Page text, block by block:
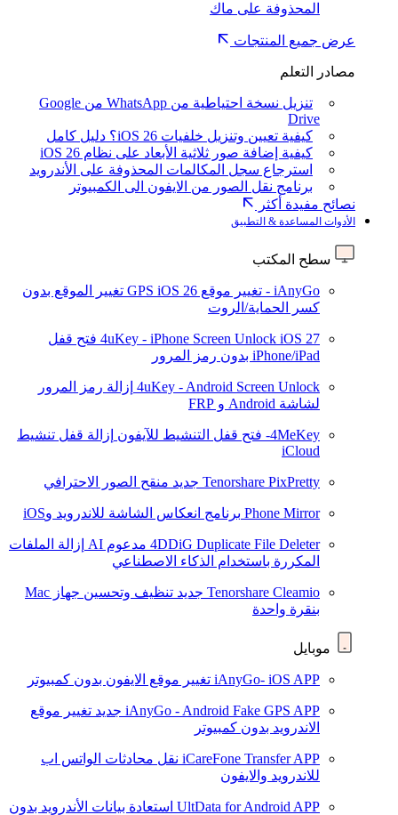
المحذوفة على ماك
عرض جميع المنتجات
مصادر التعلم
تنزيل نسخة احتياطية من WhatsApp من Google
Drive
كيفية تعيين وتنزيل خلفيات iOS 26؟ دليل كامل
كيفية إضافة صور ثلاثية الأبعاد على نظام iOS 26
استرجاع سجل المكالمات المحذوفة على الأندرويد
برنامج نقل الصور من الايفون الى الكمبيوتر
نصائح مفيدة أكثر
الأدوات المساعدة & التطبيق
سطح المكتب
iAnyGo - تغيير موقع GPS iOS 26
تغيير الموقع بدون
كسر الحماية/الروت
4uKey - iPhone Screen Unlock iOS 27
فتح قفل
iPhone/iPad بدون رمز المرور
4uKey - Android Screen Unlock إزالة رمز المرور
لشاشة Android و FRP
4MeKey- فتح قفل التنشيط للآيفون
إزالة قفل تنشيط
iCloud
Tenorshare PixPretty جديد منقح الصور الاحترافي
Phone Mirror برنامج انعكاس الشاشة للاندرويد وiOS
4DDiG Duplicate File Deleter مدعوم AI
إزالة الملفات
المكررة باستخدام الذكاء الاصطناعي
Tenorshare Cleamio جديد
تنظيف وتحسين جهاز Mac
بنقرة واحدة
موبايل
iAnyGo- iOS APP تغيير موقع الايفون بدون كمبيوتر
iAnyGo - Android Fake GPS APP جديد تغيير موقع
الاندرويد بدون كمبيوتر
iCareFone Transfer APP نقل محادثات الواتس اب
للاندرويد والايفون
UltData for Android APP استعادة بيانات الأندرويد بدون